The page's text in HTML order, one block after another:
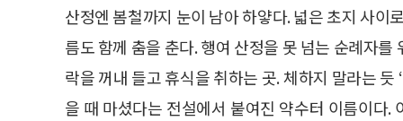
산정엔 봄철까지 눈이 남아 하얗다. 넓은 초지 사이
름도 함께 춤을 춘다. 행여 산정을 못 넘는 순례자
락을 꺼내 들고 휴식을 취하는 곳. 체하지 말라는
을 때 마셨다는 전설에서 붙여진 약수터 이름이다